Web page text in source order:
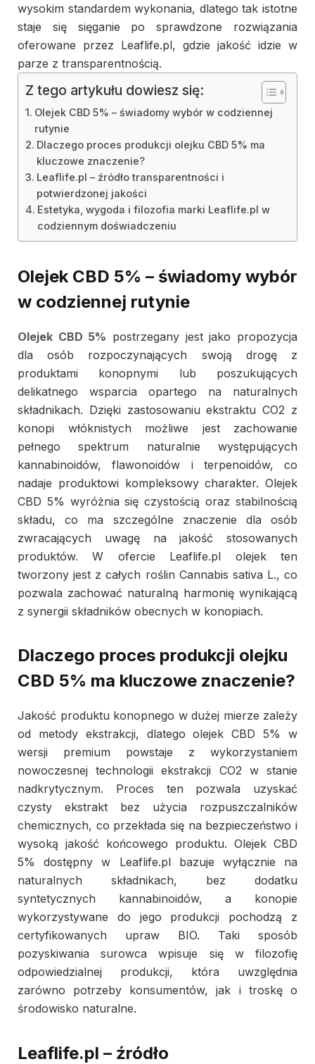
wysokim standardem wykonania, dlatego tak istotne
staje się sięganie po sprawdzone rozwiązania
oferowane przez Leaflife.pl, gdzie jakość idzie w
parze z transparentnością.
Z tego artykułu dowiesz się:
Olejek CBD 5% – świadomy wybór w codziennej
rutynie
Dlaczego proces produkcji olejku CBD 5% ma
kluczowe znaczenie?
Leaflife.pl – źródło transparentności i
potwierdzonej jakości
Estetyka, wygoda i filozofia marki Leaflife.pl w
codziennym doświadczeniu
Olejek CBD 5% – świadomy wybór
w codziennej rutynie
Olejek CBD 5% postrzegany jest jako propozycja
dla osób rozpoczynających swoją drogę z
produktami konopnymi lub poszukujących
delikatnego wsparcia opartego na naturalnych
składnikach. Dzięki zastosowaniu ekstraktu CO2 z
konopi włóknistych możliwe jest zachowanie
pełnego spektrum naturalnie występujących
kannabinoidów, flawonoidów i terpenoidów, co
nadaje produktowi kompleksowy charakter. Olejek
CBD 5% wyróżnia się czystością oraz stabilnością
składu, co ma szczególne znaczenie dla osób
zwracających uwagę na jakość stosowanych
produktów. W ofercie Leaflife.pl olejek ten
tworzony jest z całych roślin Cannabis sativa L., co
pozwala zachować naturalną harmonię wynikającą
z synergii składników obecnych w konopiach.
Dlaczego proces produkcji olejku
CBD 5% ma kluczowe znaczenie?
Jakość produktu konopnego w dużej mierze zależy
od metody ekstrakcji, dlatego olejek CBD 5% w
wersji premium powstaje z wykorzystaniem
nowoczesnej technologii ekstrakcji CO2 w stanie
nadkrytycznym. Proces ten pozwala uzyskać
czysty ekstrakt bez użycia rozpuszczalników
chemicznych, co przekłada się na bezpieczeństwo i
wysoką jakość końcowego produktu. Olejek CBD
5% dostępny w Leaflife.pl bazuje wyłącznie na
naturalnych składnikach, bez dodatku
syntetycznych kannabinoidów, a konopie
wykorzystywane do jego produkcji pochodzą z
certyfikowanych upraw BIO. Taki sposób
pozyskiwania surowca wpisuje się w filozofię
odpowiedzialnej produkcji, która uwzględnia
zarówno potrzeby konsumentów, jak i troskę o
środowisko naturalne.
Leaflife.pl – źródło